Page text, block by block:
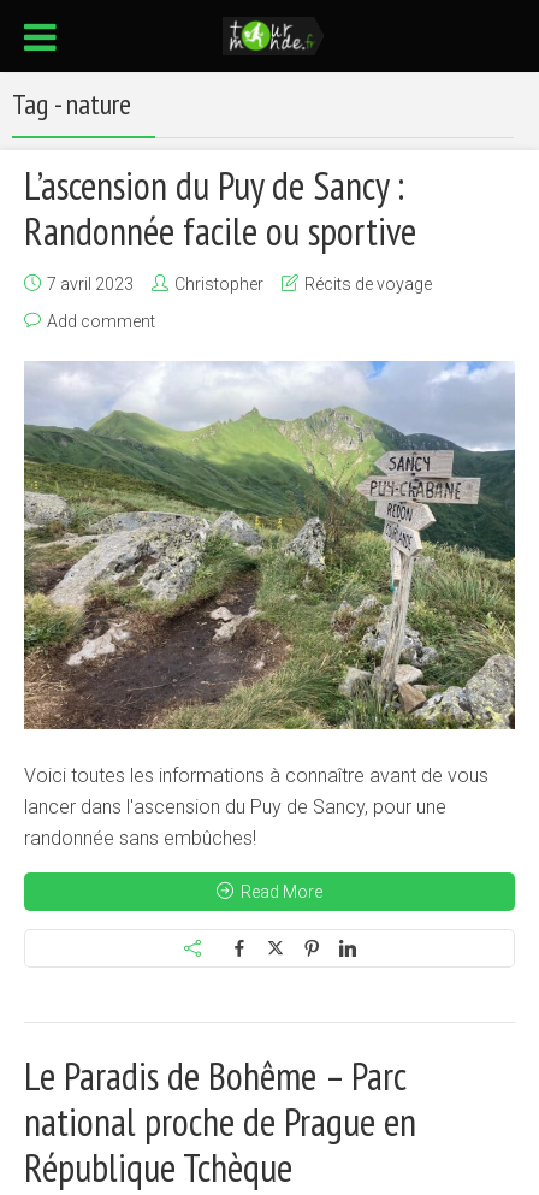
Tag - nature
L’ascension du Puy de Sancy :
Randonnée facile ou sportive
7 avril 2023 Christopher
Récits de voyage
Add comment
Voici toutes les informations à connaître avant de vous
lancer dans l'ascension du Puy de Sancy, pour une
randonnée sans embûches!
Read More
Le Paradis de Bohême – Parc
national proche de Prague en
République Tchèque